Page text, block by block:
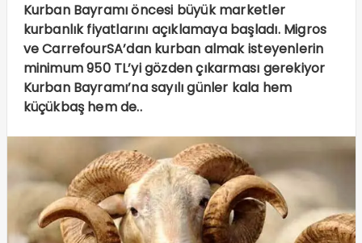
Kurban Bayramı öncesi büyük marketler
kurbanlık fiyatlarını açıklamaya başladı. Migros
ve CarrefourSA’dan kurban almak isteyenlerin
minimum 950 TL’yi gözden çıkarması gerekiyor
Kurban Bayramı’na sayılı günler kala hem
küçükbaş hem de..